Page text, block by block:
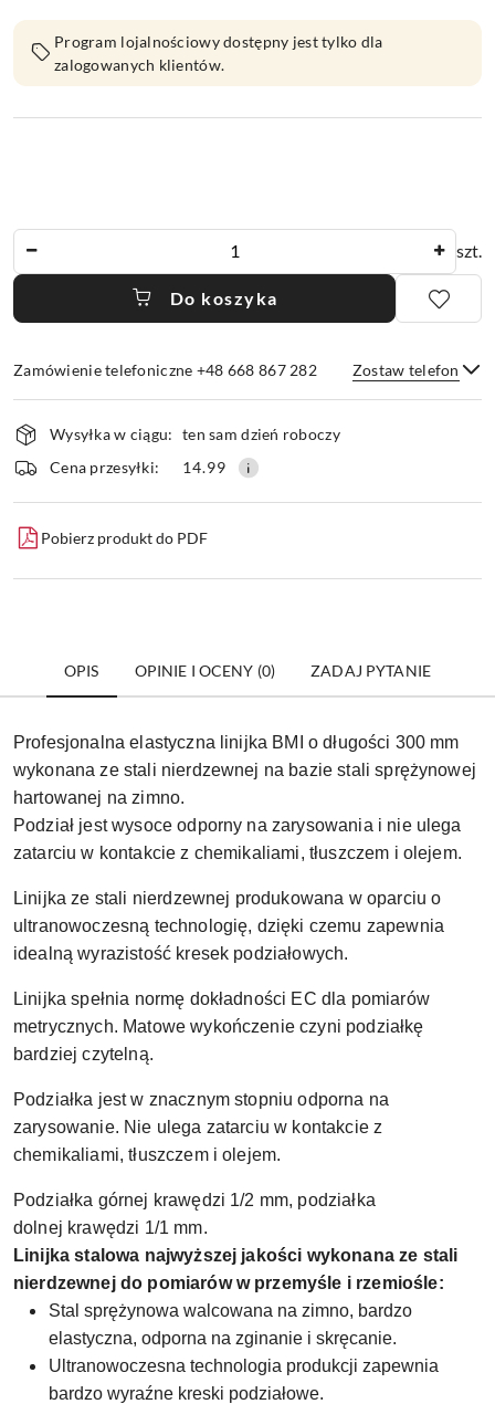
Program lojalnościowy dostępny jest tylko dla
zalogowanych klientów.
szt.
Do koszyka
Zamówienie telefoniczne +48 668 867 282 Zostaw telefon
Wyślij
Dostępność
i
dostawa
Wysyłka w ciągu: ten sam dzień roboczy
Cena przesyłki:
14.99
Pobierz produkt do PDF
OPIS OPINIE I OCENY (0) ZADAJ PYTANIE
Profesjonalna elastyczna linijka BMI o długości 300 mm
wykonana ze stali nierdzewnej na bazie stali sprężynowej
hartowanej na zimno.
Podział jest wysoce odporny na zarysowania i nie ulega
zatarciu w kontakcie z chemikaliami, tłuszczem i olejem.
Linijka ze stali nierdzewnej produkowana w oparciu o
ultranowoczesną technologię, dzięki czemu zapewnia
idealną wyrazistość kresek podziałowych.
Linijka spełnia normę dokładności EC dla pomiarów
metrycznych. Matowe wykończenie czyni podziałkę
bardziej czytelną.
Podziałka jest w znacznym stopniu odporna na
zarysowanie. Nie ulega zatarciu w kontakcie z
chemikaliami, tłuszczem i olejem.
Podziałka górnej krawędzi 1/2 mm, podziałka
dolnej krawędzi 1/1 mm.
Linijka stalowa najwyższej jakości wykonana ze stali
nierdzewnej do pomiarów w przemyśle i rzemiośle:
Stal sprężynowa walcowana na zimno, bardzo
elastyczna, odporna na zginanie i skręcanie.
Ultranowoczesna technologia produkcji zapewnia
bardzo wyraźne kreski podziałowe.